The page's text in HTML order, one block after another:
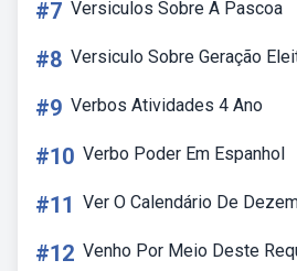
#7 Versiculos Sobre A Pascoa
#8 Versiculo Sobre Geração
#9 Verbos Atividades 4 Ano
#10 Verbo Poder Em Espanhol
#11 Ver O Calendário De
#12 Venho Por Meio Deste